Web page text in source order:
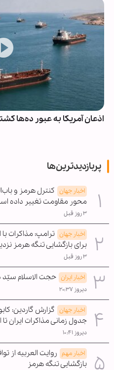
اذعان آمریکا به عبور ده‌ها
پربازدیدترین‌ها
اخبار جهان کنترل هرمز و
محور مقاومت تغییر داده
۳ روز قبل
اخبار جهان ترامپ: مذاکرات
برای بازگشایی تنگه هرمز
۳ روز قبل
اخبار ایران حجت الاسلام سیّد
دیروز ۲۰:۳۷
اخبار جهان گزارش گاردین:
جدول زمانی مذاکرات ایران
دیروز ۱۰:۴۱
اخبار مهم روایت العربیه از
بازگشایی تنگه هرمز